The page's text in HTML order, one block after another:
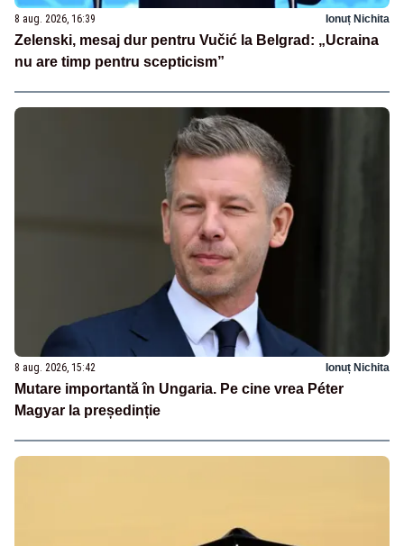
8 aug. 2026, 16:39 Ionuț Nichita
Zelenski, mesaj dur pentru Vučić la Belgrad: „Ucraina
nu are timp pentru scepticism”
8 aug. 2026, 15:42 Ionuț Nichita
Mutare importantă în Ungaria. Pe cine vrea Péter
Magyar la președinție